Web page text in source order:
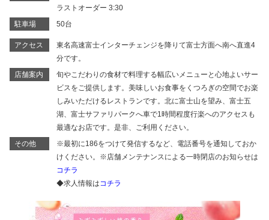
ラストオーダー 3:30
駐車場
50台
アクセス
東名高速富士インターチェンジを降りて富士方面へ南へ直進4
分です。
店舗案内
旬やこだわりの食材で料理する幅広いメニューと心地よいサー
ビスをご提供します。美味しいお食事をくつろぎの空間でお楽
しみいただけるレストランです。北に富士山を望み、富士五
湖、富士サファリパークへ車で1時間程度行楽へのアクセスも
最適なお店です。是非、ご利用ください。
その他
※最初に186をつけて発信するなど、電話番号を通知しておか
けください。※店舗メンテナンスによる一時閉店のお知らせは
コチラ
◆求人情報はコチラ